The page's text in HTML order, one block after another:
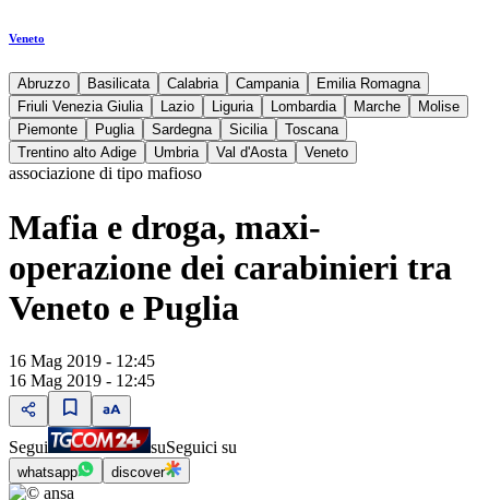
Veneto
Abruzzo Basilicata Calabria Campania
Emilia Romagna
Friuli Venezia Giulia
Lazio Liguria Lombardia Marche
Molise
Piemonte
Puglia Sardegna Sicilia
Toscana
Trentino alto Adige
Umbria Val d'Aosta Veneto
associazione di tipo mafioso
Mafia e droga, maxi-
operazione dei carabinieri tra
Veneto e Puglia
16 Mag 2019 - 12:45
16 Mag 2019 - 12:45
Segui suSeguici su
whatsapp discover